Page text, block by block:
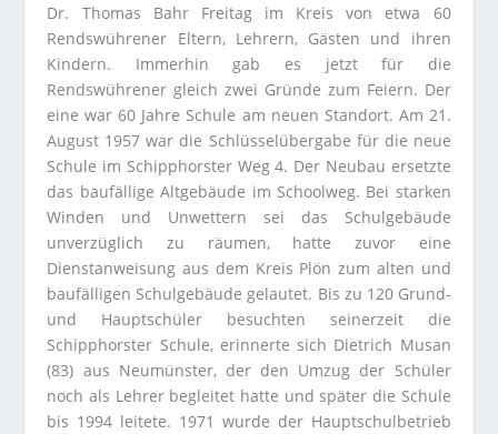
Dr. Thomas Bahr Freitag im Kreis von etwa 60
Rendswührener Eltern, Lehrern, Gästen und ihren
Kindern. Immerhin gab es jetzt für die
Rendswührener gleich zwei Gründe zum Feiern. Der
eine war 60 Jahre Schule am neuen Standort. Am 21.
August 1957 war die Schlüsselübergabe für die neue
Schule im Schipphorster Weg 4. Der Neubau ersetzte
das baufällige Altgebäude im Schoolweg. Bei starken
Winden und Unwettern sei das Schulgebäude
unverzüglich zu räumen, hatte zuvor eine
Dienstanweisung aus dem Kreis Plön zum alten und
baufälligen Schulgebäude gelautet. Bis zu 120 Grund-
und Hauptschüler besuchten seinerzeit die
Schipphorster Schule, erinnerte sich Dietrich Musan
(83) aus Neumünster, der den Umzug der Schüler
noch als Lehrer begleitet hatte und später die Schule
bis 1994 leitete. 1971 wurde der Hauptschulbetrieb